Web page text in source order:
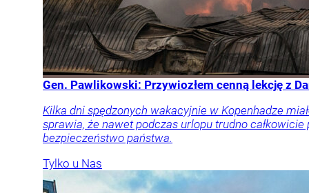
Gen. Pawlikowski: Przywiozłem cenną lekcję z
Kilka dni spędzonych wakacyjnie w Kopenhadze
sprawia, że nawet podczas urlopu trudno
bezpieczeństwo państwa.
Tylko u Nas